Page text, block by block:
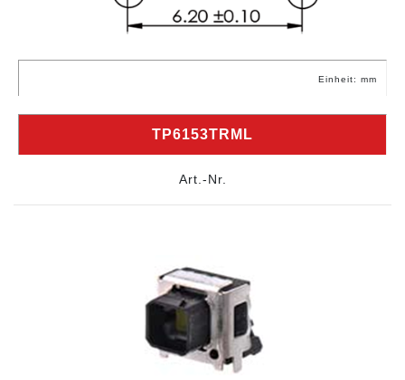
Einheit: mm
TP6153TRML
Art.-Nr.